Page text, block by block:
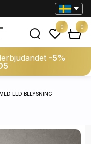
-5%
0 0
LED BELYSNING